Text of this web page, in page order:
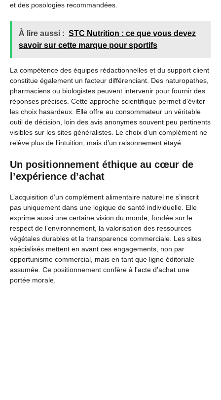
et des posologies recommandées.
À lire aussi : STC Nutrition : ce que vous devez
savoir sur cette marque pour sportifs
La compétence des équipes rédactionnelles et du support client
constitue également un facteur différenciant. Des naturopathes,
pharmaciens ou biologistes peuvent intervenir pour fournir des
réponses précises. Cette approche scientifique permet d’éviter
les choix hasardeux. Elle offre au consommateur un véritable
outil de décision, loin des avis anonymes souvent peu pertinents
visibles sur les sites généralistes. Le choix d’un complément ne
relève plus de l’intuition, mais d’un raisonnement étayé.
Un positionnement éthique au cœur de
l’expérience d’achat
L’acquisition d’un complément alimentaire naturel ne s’inscrit
pas uniquement dans une logique de santé individuelle. Elle
exprime aussi une certaine vision du monde, fondée sur le
respect de l’environnement, la valorisation des ressources
végétales durables et la transparence commerciale. Les sites
spécialisés mettent en avant ces engagements, non par
opportunisme commercial, mais en tant que ligne éditoriale
assumée. Ce positionnement confère à l’acte d’achat une
portée morale.